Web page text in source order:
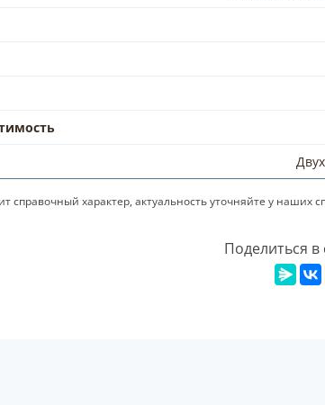
справочный характер, актуальность уточняйте у наших
Поделиться в